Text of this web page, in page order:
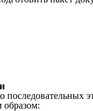
последовательных